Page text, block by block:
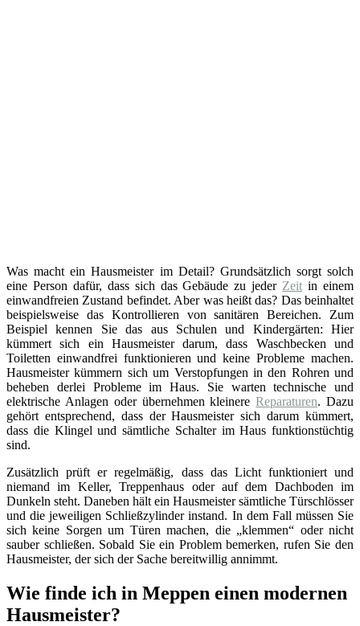
Was macht ein Hausmeister im Detail? Grundsätzlich sorgt solch
eine Person dafür, dass sich das Gebäude zu jeder Zeit in einem
einwandfreien Zustand befindet. Aber was heißt das? Das beinhaltet
beispielsweise das Kontrollieren von sanitären Bereichen. Zum
Beispiel kennen Sie das aus Schulen und Kindergärten: Hier
kümmert sich ein Hausmeister darum, dass Waschbecken und
Toiletten einwandfrei funktionieren und keine Probleme machen.
Hausmeister kümmern sich um Verstopfungen in den Rohren und
beheben derlei Probleme im Haus. Sie warten technische und
elektrische Anlagen oder übernehmen kleinereReparaturen. Dazu
gehört entsprechend, dass der Hausmeister sich darum kümmert,
dass die Klingel und sämtliche Schalter im Haus funktionstüchtig
sind.
Zusätzlich prüft er regelmäßig, dass das Licht funktioniert und
niemand im Keller, Treppenhaus oder auf dem Dachboden im
Dunkeln steht. Daneben hält ein Hausmeister sämtliche Türschlösser
und die jeweiligen Schließzylinder instand. In dem Fall müssen Sie
sich keine Sorgen um Türen machen, die „klemmen“ oder nicht
sauber schließen. Sobald Sie ein Problem bemerken, rufen Sie den
Hausmeister, der sich der Sache bereitwillig annimmt.
Wie finde ich in Meppen einen modernen
Hausmeister?